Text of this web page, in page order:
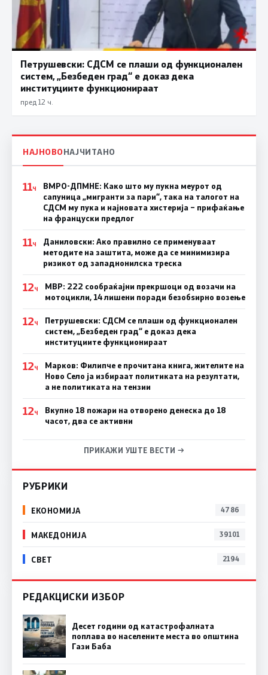
Петрушевски: СДСМ се плаши од функционален
систем, „Безбеден град“ е доказ дека
институциите функционираат
пред 12 ч.
НАЈНОВОНАЈЧИТАНО
11Ч
ВМРО-ДПМНЕ: Како што му пукна меурот од
сапуница „мигранти за пари“, така на талогот на
СДСМ му пука и најновата хистерија – прифаќање
на француски предлог
11Ч
Даниловски: Ако правилно се применуваат
методите на заштита, може да се минимизира
ризикот од западнонилска треска
12Ч
МВР: 222 сообраќајни прекршоци од возачи на
мотоцикли, 14 лишени поради безобѕирно возење
12Ч
Петрушевски: СДСМ се плаши од функционален
систем, „Безбеден град“ е доказ дека
институциите функционираат
12Ч
Марков: Филипче е прочитана книга, жителите на
Ново Село ја избираат политиката на резултати,
а не политиката на тензии
12Ч
Вкупно 18 пожари на отворено денеска до 18
часот, два се активни
ПРИКАЖИ УШТЕ ВЕСТИ →
РУБРИКИ
ЕКОНОМИЈА 4786
МАКЕДОНИЈА 39101
СВЕТ 2194
РЕДАКЦИСКИ ИЗБОР
Десет години од катастрофалната
поплава во населените места во општина
Гази Баба